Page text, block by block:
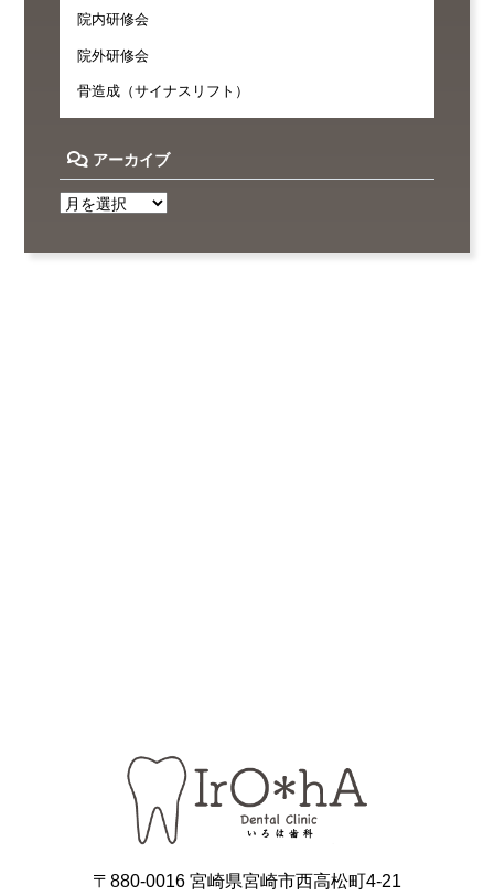
院内研修会
院外研修会
骨造成（サイナスリフト）
アーカイブ
〒880-0016 宮崎県宮崎市西高松町4-21